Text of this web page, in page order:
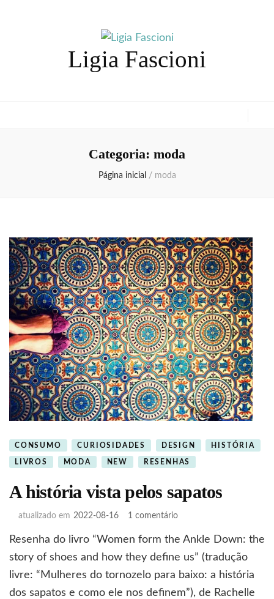
Ligia Fascioni
Categoria: moda
Página inicial / moda
CONSUMO CURIOSIDADES DESIGN HISTÓRIA
LIVROS MODA NEW RESENHAS
A história vista pelos sapatos
atualizado em 2022-08-16 1 comentárioem
história
vista
sapatos
Resenha do livro “Women form the Ankle Down: the
story of shoes and how they define us” (tradução
livre: “Mulheres do tornozelo para baixo: a história
dos sapatos e como ele nos definem”), de Rachelle